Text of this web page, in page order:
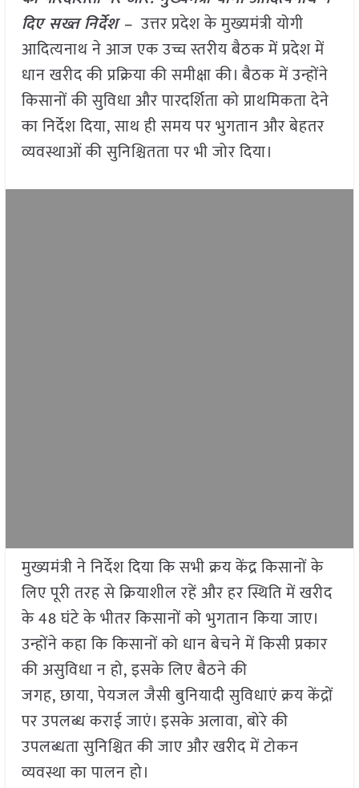
दिए सख्त निर्देश – उत्तर प्रदेश के मुख्यमंत्री योगी
आदित्यनाथ ने आज एक उच्च स्तरीय बैठक में प्रदेश में
धान खरीद की प्रक्रिया की समीक्षा की। बैठक में उन्होंने
किसानों की सुविधा और पारदर्शिता को प्राथमिकता देने
का निर्देश दिया, साथ ही समय पर भुगतान और बेहतर
व्यवस्थाओं की सुनिश्चितता पर भी जोर दिया।
मुख्यमंत्री ने निर्देश दिया कि सभी क्रय केंद्र किसानों के
लिए पूरी तरह से क्रियाशील रहें और हर स्थिति में खरीद
के 48 घंटे के भीतर किसानों को भुगतान किया जाए।
उन्होंने कहा कि किसानों को धान बेचने में किसी प्रकार
की असुविधा न हो, इसके लिए बैठने की
जगह, छाया, पेयजल जैसी बुनियादी सुविधाएं क्रय केंद्रों
पर उपलब्ध कराई जाएं। इसके अलावा, बोरे की
उपलब्धता सुनिश्चित की जाए और खरीद में टोकन
व्यवस्था का पालन हो।